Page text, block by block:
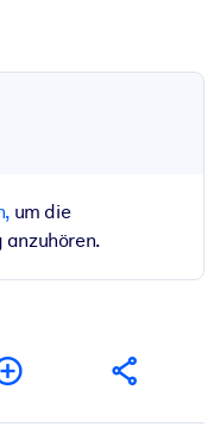
um die
anzuhören.